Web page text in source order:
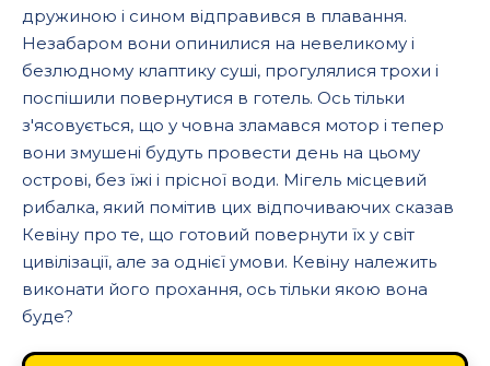
дружиною і сином відправився в плавання.
Незабаром вони опинилися на невеликому і
безлюдному клаптику суші, прогулялися трохи і
поспішили повернутися в готель. Ось тільки
з'ясовується, що у човна зламався мотор і тепер
вони змушені будуть провести день на цьому
острові, без їжі і прісної води. Мігель місцевий
рибалка, який помітив цих відпочиваючих сказав
Кевіну про те, що готовий повернути їх у світ
цивілізації, але за однієї умови. Кевіну належить
виконати його прохання, ось тільки якою вона
буде?